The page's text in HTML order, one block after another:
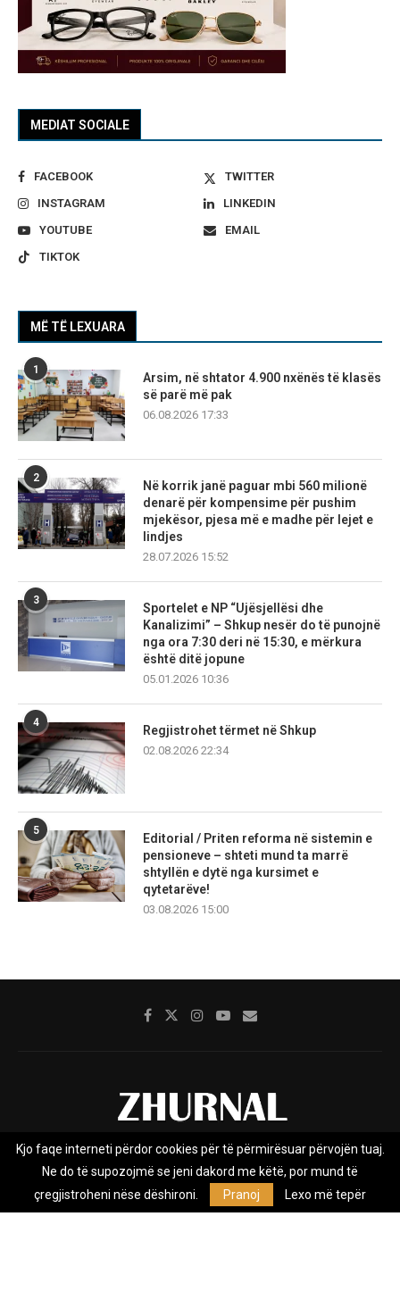
MEDIAT SOCIALE
FACEBOOK
TWITTER
INSTAGRAM
LINKEDIN
YOUTUBE
EMAIL
TIKTOK
MË TË LEXUARA
1
Arsim, në shtator 4.900 nxënës të klasës
së parë më pak
06.08.2026 17:33
2
Në korrik janë paguar mbi 560 milionë
denarë për kompensime për pushim
mjekësor, pjesa më e madhe për lejet e
lindjes
28.07.2026 15:52
3
Sportelet e NP “Ujësjellësi dhe
Kanalizimi” – Shkup nesër do të punojnë
nga ora 7:30 deri në 15:30, e mërkura
është ditë jopune
05.01.2026 10:36
4
Regjistrohet tërmet në Shkup
02.08.2026 22:34
5
Editorial / Priten reforma në sistemin e
pensioneve – shteti mund ta marrë
shtyllën e dytë nga kursimet e
qytetarëve!
03.08.2026 15:00
Rreth nesh Impresumi Marketing
Kontakt
Privacy Policy
Zhurnal.mk është Agjenci e Lajmeve e pavarur, e themeluar në vitin
Kjo faqe interneti përdor cookies për të përmirësuar përvojën tuaj.
Ne do të supozojmë se jeni dakord me këtë, por mund të
çregjistroheni nëse dëshironi.
Pranoj Lexo më tepër